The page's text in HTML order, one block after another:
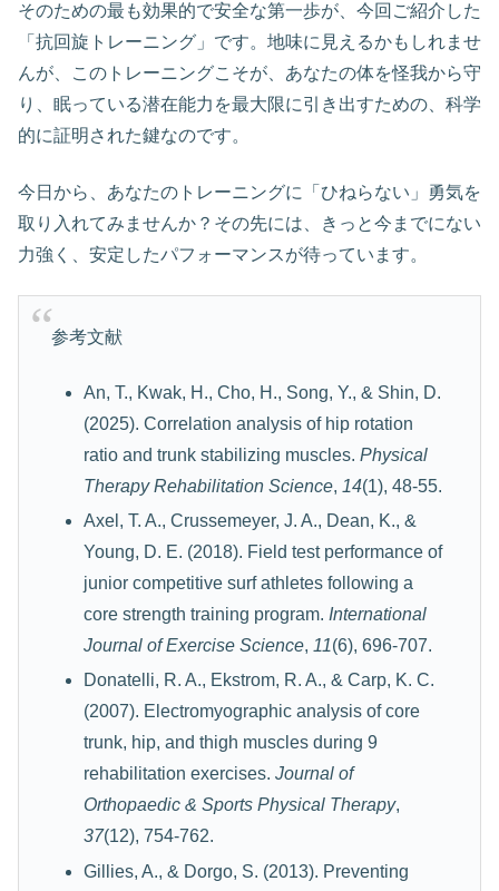
そのための最も効果的で安全な第一歩が、今回ご紹介した
「抗回旋トレーニング」です。地味に見えるかもしれませ
んが、このトレーニングこそが、あなたの体を怪我から守
り、眠っている潜在能力を最大限に引き出すための、科学
的に証明された鍵なのです。
今日から、あなたのトレーニングに「ひねらない」勇気を
取り入れてみませんか？その先には、きっと今までにない
力強く、安定したパフォーマンスが待っています。
参考文献
An, T., Kwak, H., Cho, H., Song, Y., & Shin, D.
(2025). Correlation analysis of hip rotation
ratio and trunk stabilizing muscles. Physical
Therapy Rehabilitation Science, 14(1), 48-55.
Axel, T. A., Crussemeyer, J. A., Dean, K., &
Young, D. E. (2018). Field test performance of
junior competitive surf athletes following a
core strength training program. International
Journal of Exercise Science, 11(6), 696-707.
Donatelli, R. A., Ekstrom, R. A., & Carp, K. C.
(2007). Electromyographic analysis of core
trunk, hip, and thigh muscles during 9
rehabilitation exercises. Journal of
Orthopaedic & Sports Physical Therapy,
37(12), 754-762.
Gillies, A., & Dorgo, S. (2013). Preventing